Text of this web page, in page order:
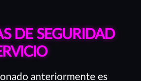
DE SEGURIDAD
anteriormente es